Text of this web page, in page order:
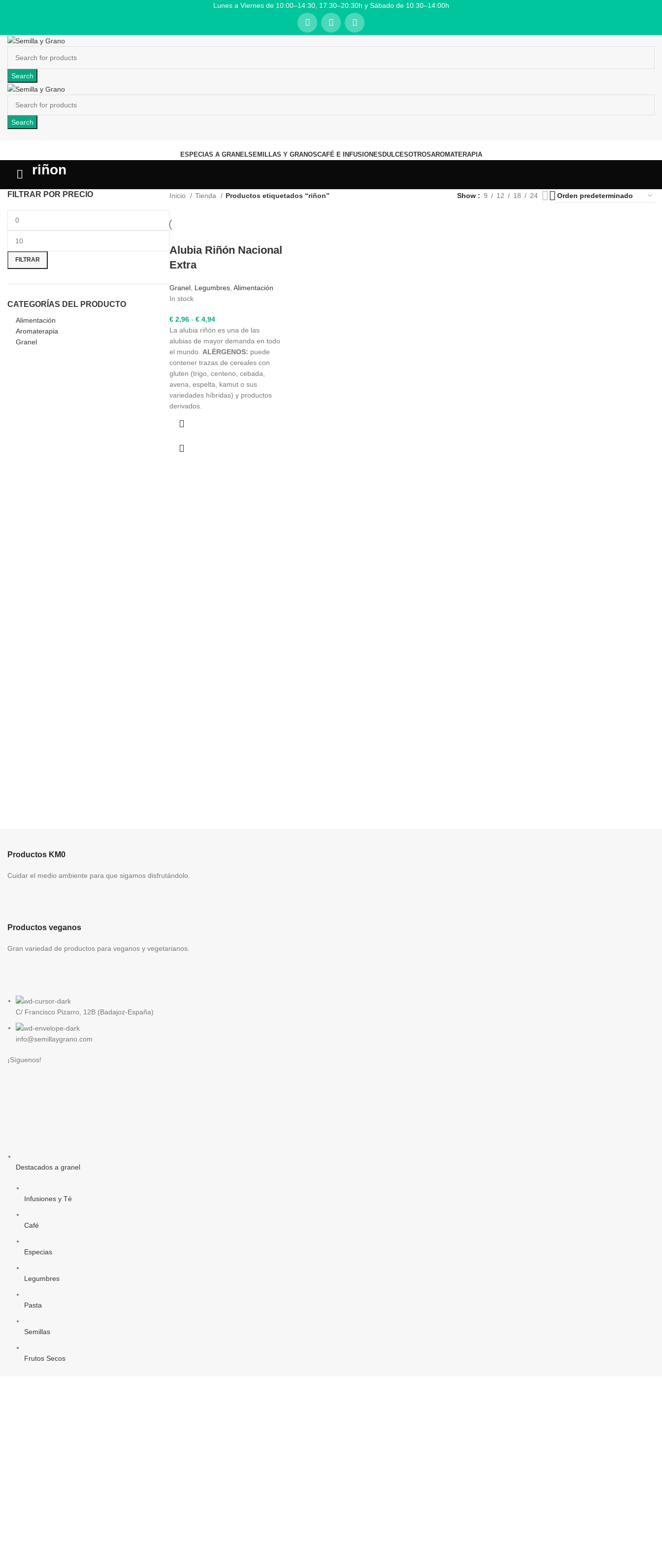
Lunes a Viernes de 10:00–14:30, 17:30–20:30h y Sábado de 10:30–14:00h
Search
Search
ESPECIAS A GRANELSEMILLAS Y GRANOSCAFÉ E INFUSIONESDULCESOTROSAROMATERAPIA
riñon
FILTRAR POR PRECIO
Precio
mínimo
Precio
máximo
FILTRAR
CATEGORÍAS DEL PRODUCTO
Alimentación
Aromaterapia
Granel
Inicio Tienda Productos etiquetados “riñon” Show 9 12 18 24
Alubia Riñón Nacional
Extra
Granel, Legumbres, Alimentación
In stock
€2,96 - €4,94Rango
de
precios:
desde
€ 2,96
hasta
€ 4,94
La alubia riñón es una de las
alubias de mayor demanda en todo
el mundo. ALÉRGENOS: puede
contener trazas de cereales con
gluten (trigo, centeno, cebada,
avena, espelta, kamut o sus
variedades híbridas) y productos
derivados.
Productos KM0
Cuidar el medio ambiente para que sigamos disfrutándolo.
Productos veganos
Gran variedad de productos para veganos y vegetarianos.
C/ Francisco Pizarro, 12B (Badajoz-España)
info@semillaygrano.com
¡Síguenos!
Destacados a granel
Infusiones y Té
Café
Especias
Legumbres
Pasta
Semillas
Frutos Secos